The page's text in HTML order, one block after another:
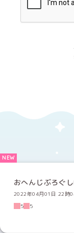
おへんじぶろぐ
2022年04月01日 22時
5
5